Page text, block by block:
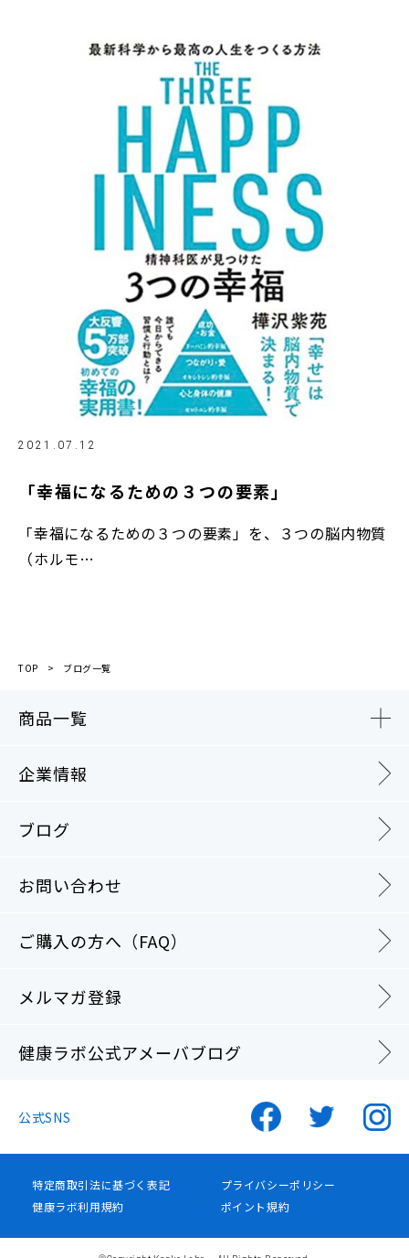
2021.07.12
「幸福になるための３つの要素」
「幸福になるための３つの要素」を、３つの脳内物質
（ホルモ…
TOP ブログ一覧
商品一覧
企業情報
ブログ
お問い合わせ
ご購入の方へ（FAQ）
メルマガ登録
健康ラボ公式アメーバブログ
公式SNS
特定商取引法に基づく表記
プライバシーポリシー
健康ラボ利用規約
ポイント規約